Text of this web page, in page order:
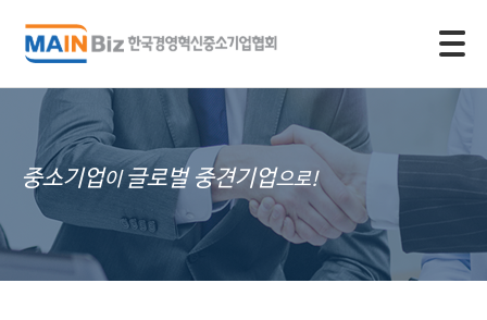
중소기업이 글로벌 중견기업으로!